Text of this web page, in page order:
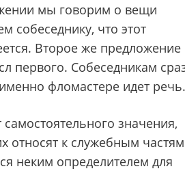
мы говорим о вещи
собеседнику, что этот
Второе же предложение
первого. Собеседникам
фломастере идет
значения,
относят к служебным частям
неким определителем для